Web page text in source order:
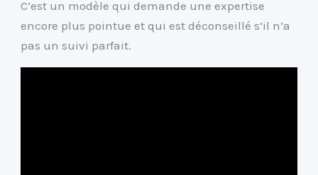
C’est un modèle qui demande une expertise
encore plus pointue et qui est déconseillé s’il n’a
pas un suivi parfait.